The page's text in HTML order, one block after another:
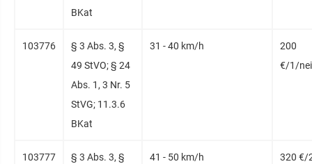
BKat
103776
§ 3 Abs. 3, §
49 StVO; § 24
Abs. 1, 3 Nr. 5
StVG; 11.3.6
BKat
31 - 40 km/h
200
€/1/
103777
§ 3 Abs. 3, §
41 - 50 km/h
320 €/